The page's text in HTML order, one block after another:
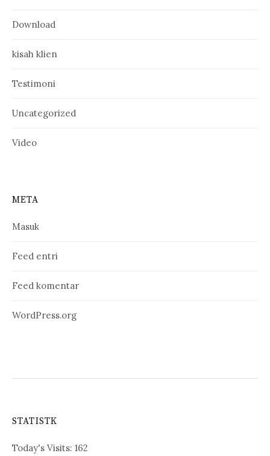
Download
kisah klien
Testimoni
Uncategorized
Video
META
Masuk
Feed entri
Feed komentar
WordPress.org
STATISTK
Today's Visits: 162